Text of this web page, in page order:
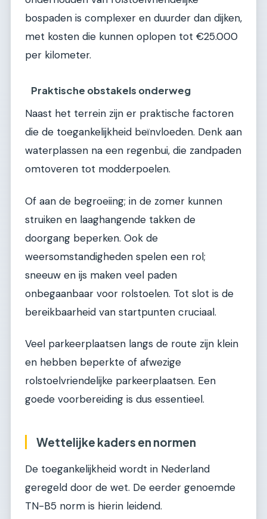
bospaden is complexer en duurder dan dijken,
met kosten die kunnen oplopen tot €25.000
per kilometer.
Praktische obstakels onderweg
Naast het terrein zijn er praktische factoren
die de toegankelijkheid beïnvloeden. Denk aan
waterplassen na een regenbui, die zandpaden
omtoveren tot modderpoelen.
Of aan de begroeiing; in de zomer kunnen
struiken en laaghangende takken de
doorgang beperken. Ook de
weersomstandigheden spelen een rol;
sneeuw en ijs maken veel paden
onbegaanbaar voor rolstoelen. Tot slot is de
bereikbaarheid van startpunten cruciaal.
Veel parkeerplaatsen langs de route zijn klein
en hebben beperkte of afwezige
rolstoelvriendelijke parkeerplaatsen. Een
goede voorbereiding is dus essentieel.
Wettelijke kaders en normen
De toegankelijkheid wordt in Nederland
geregeld door de wet. De eerder genoemde
TN-B5 norm is hierin leidend.